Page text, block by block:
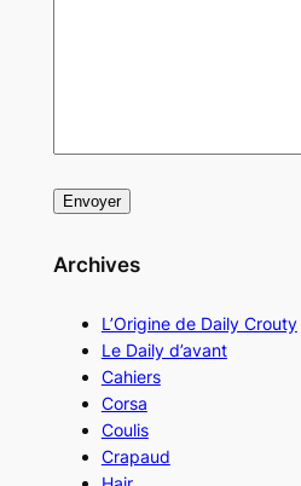
Archives
L’Origine de Daily Crouty
Le Daily d’avant
Cahiers
Corsa
Coulis
Crapaud